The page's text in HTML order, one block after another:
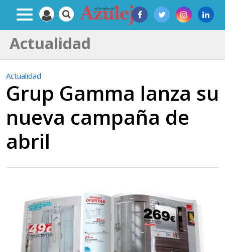
Actualidad
Actualidad
Grup Gamma lanza su
nueva campaña de
abril